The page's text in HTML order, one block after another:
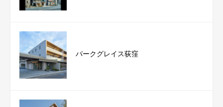
パークグレイス荻窪